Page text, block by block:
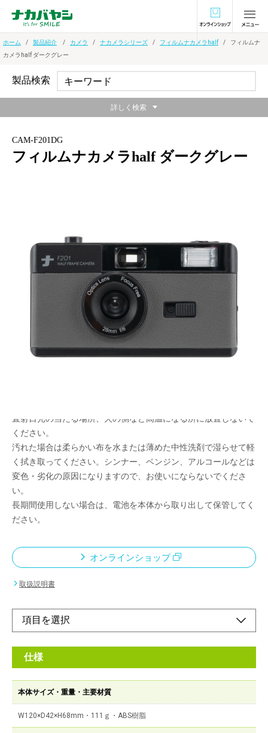
オンラインショ
ホーム 製品紹介 カメラ ナカメラシリーズ フィルムナカメラhalf
フィルムナ
カメラhalf ダークグレー
CAM-F201DG
フィルムナカメラhalf ダークグレー
“アルバムのナカバヤシ”が提案するカメラシリー
メーカー希望小売価格：
通常フィルムの倍の枚数撮影可能なハーフフレームカメラ。
縦に二分割されたデータが特徴。ランニングコストを抑えて沢山
直射日光の当たる場所、火の側など高温になる所に放置しないで
ください。
汚れた場合は柔らかい布を水または薄めた中性洗剤で湿らせて軽
く拭き取ってください。シンナー、ベンジン、アルコールなどは
変色・劣化の原因になりますので、お使いにならないでくださ
い。
長期間使用しない場合は、電池を本体から取り出して保管してく
ださい。
オンラインショップ
取扱説明書
仕様
本体サイズ・重量・主要材質
W120×D42×H68mm・111ｇ・ABS樹脂
製品検索
詳しく検索